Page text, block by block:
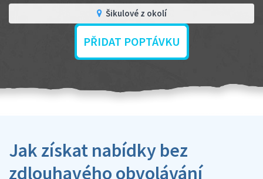
Šikulové z okolí
PŘIDAT POPTÁVKU
Jak získat nabídky bez
zdlouhavého obvolávání